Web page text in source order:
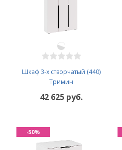
Шкаф 3-х створчатый (440)
Тримин
42 625 руб.
-50%